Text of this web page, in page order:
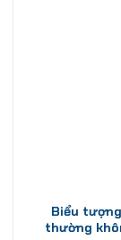
Biểu
thường